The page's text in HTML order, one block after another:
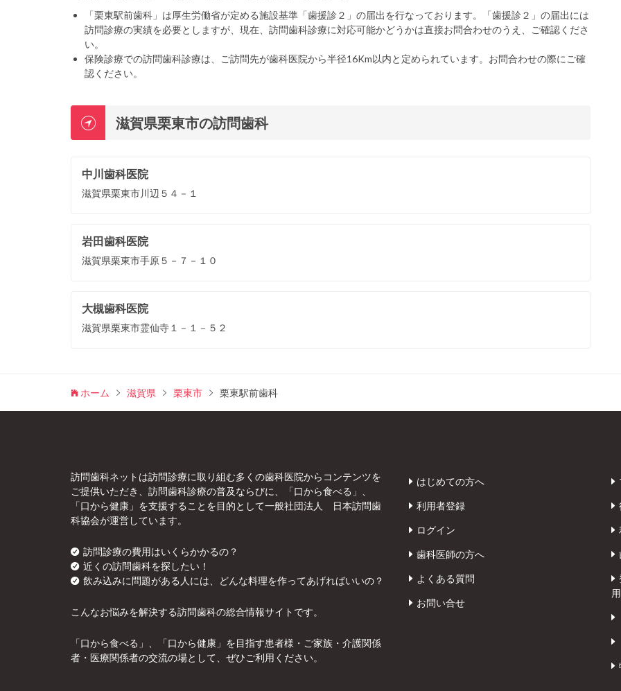
「栗東駅前歯科」は厚生労働省が定める施設基準「歯援診２」の届出を行なっております。「歯援診２」の届出には
訪問診療の実績を必要としますが、現在、訪問歯科診療に対応可能かどうかは直接お問合わせのうえ、ご確認くださ
い。
保険診療での訪問歯科診療は、ご訪問先が歯科医院から半径16Km以内と定められています。お問合わせの際にご確
認ください。
滋賀県栗東市の訪問歯科
中川歯科医院
滋賀県栗東市川辺５４－１
岩田歯科医院
滋賀県栗東市手原５－７－１０
大槻歯科医院
滋賀県栗東市霊仙寺１－１－５２
ホーム 滋賀県 栗東市 栗東駅前歯科
訪問歯科ネットは訪問診療に取り組む多くの歯科医院からコンテンツを
ご提供いただき、訪問歯科診療の普及ならびに、「口から食べる」、
「口から健康」を支援することを目的として一般社団法人 日本訪問歯
科協会が運営しています。
訪問診療の費用はいくらかかるの？
近くの訪問歯科を探したい！
飲み込みに問題がある人には、どんな料理を作ってあげればいいの？
こんなお悩みを解決する訪問歯科の総合情報サイトです。
「口から食べる」、「口から健康」を目指す患者様・ご家族・介護関係
者・医療関係者の交流の場として、ぜひご利用ください。
はじめての方へ
利用者登録
ログイン
歯科医師の方へ
よくある質問
お問い合せ